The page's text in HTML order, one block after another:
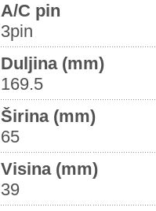
A/C pin
3pin
Duljina (mm)
169.5
Širina (mm)
65
Visina (mm)
39